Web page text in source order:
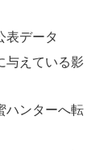
表データ
与えている影
ハンターへ転